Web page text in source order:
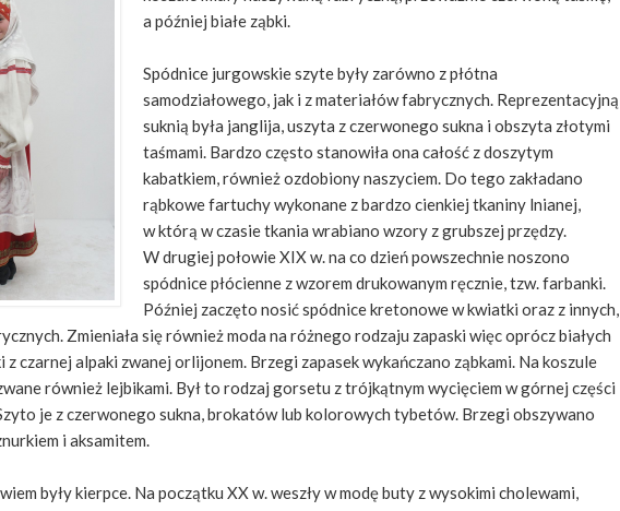
a później białe ząbki.
Spódnice jurgowskie szyte były zarówno z płótna
samodziałowego, jak i z materiałów fabrycznych. Reprezentacyjną
suknią była janglija, uszyta z czerwonego sukna i obszyta złotymi
taśmami. Bardzo często stanowiła ona całość z doszytym
kabatkiem, również ozdobiony naszyciem. Do tego zakładano
rąbkowe fartuchy wykonane z bardzo cienkiej tkaniny lnianej,
w którą w czasie tkania wrabiano wzory z grubszej przędzy.
W drugiej połowie XIX w. na co dzień powszechnie noszono
spódnice płócienne z wzorem drukowanym ręcznie, tzw. farbanki.
Później zaczęto nosić spódnice kretonowe w kwiatki oraz z innych,
Zmieniała się również moda na różnego rodzaju zapaski więc oprócz białych
z czarnej alpaki zwanej orlijonem. Brzegi zapasek wykańczano ząbkami. Na koszule
również lejbikami. Był to rodzaj gorsetu z trójkątnym wycięciem w górnej części
je z czerwonego sukna, brokatów lub kolorowych tybetów. Brzegi obszywano
i aksamitem.
były kierpce. Na początku XX w. weszły w modę buty z wysokimi cholewami,